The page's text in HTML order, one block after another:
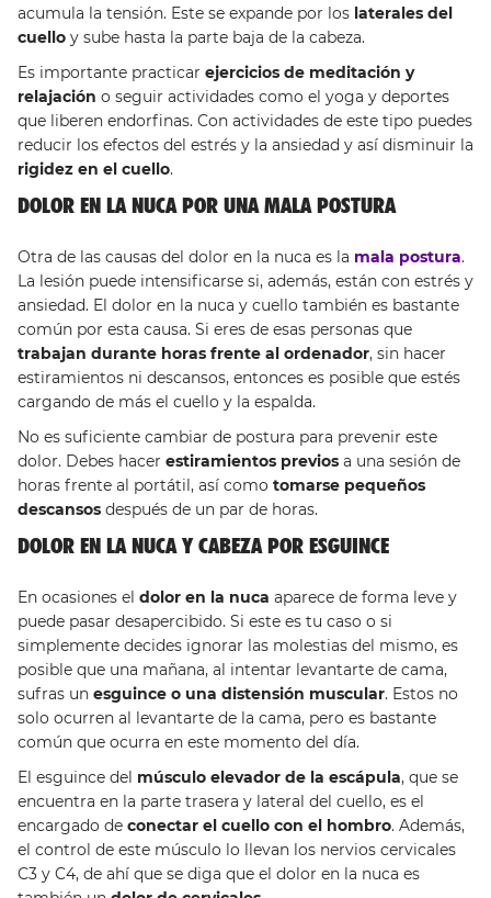
acumula la tensión. Este se expande por los laterales del
cuello y sube hasta la parte baja de la cabeza.
Es importante practicar ejercicios de meditación y
relajación o seguir actividades como el yoga y deportes
que liberen endorfinas. Con actividades de este tipo puedes
reducir los efectos del estrés y la ansiedad y así disminuir la
rigidez en el cuello.
DOLOR EN LA NUCA POR UNA MALA POSTURA
Otra de las causas del dolor en la nuca es la mala postura.
La lesión puede intensificarse si, además, están con estrés y
ansiedad. El dolor en la nuca y cuello también es bastante
común por esta causa. Si eres de esas personas que
trabajan durante horas frente al ordenador, sin hacer
estiramientos ni descansos, entonces es posible que estés
cargando de más el cuello y la espalda.
No es suficiente cambiar de postura para prevenir este
dolor. Debes hacer estiramientos previos a una sesión de
horas frente al portátil, así como tomarse pequeños
descansos después de un par de horas.
DOLOR EN LA NUCA Y CABEZA POR ESGUINCE
En ocasiones el dolor en la nuca aparece de forma leve y
puede pasar desapercibido. Si este es tu caso o si
simplemente decides ignorar las molestias del mismo, es
posible que una mañana, al intentar levantarte de cama,
sufras un esguince o una distensión muscular. Estos no
solo ocurren al levantarte de la cama, pero es bastante
común que ocurra en este momento del día.
El esguince del músculo elevador de la escápula, que se
encuentra en la parte trasera y lateral del cuello, es el
encargado de conectar el cuello con el hombro. Además,
el control de este músculo lo llevan los nervios cervicales
C3 y C4, de ahí que se diga que el dolor en la nuca es